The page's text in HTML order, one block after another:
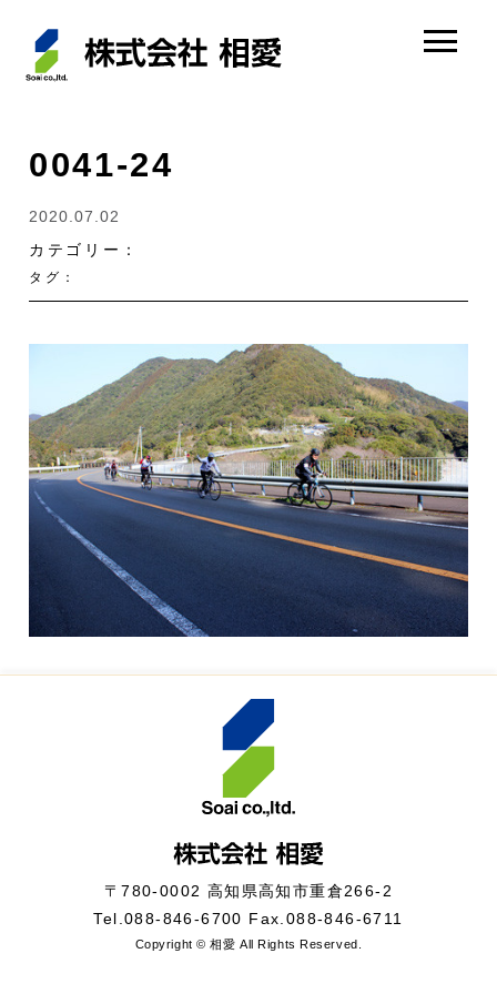
0041-24
2020.07.02
カテゴリー：
タグ：
〒780-0002 高知県高知市重倉266-2
Tel.088-846-6700 Fax.088-846-6711
Copyright © 相愛 All Rights Reserved.